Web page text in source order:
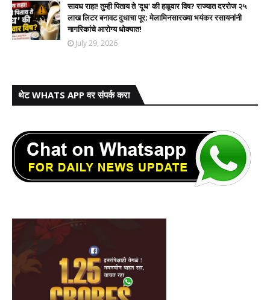
सावध राहा! तुम्ही पिताय ते 'दूध' की हळूवार विष? राज्यात दररोज २५
लाख लिटर बनावट दुधाचा पूर; मेलामिनसारख्या भयंकर रसायनांनी
नागरिकांचे आरोग्य धोक्यात!​
July 29, 2026
थेट WHATS APP वर संपर्क करा